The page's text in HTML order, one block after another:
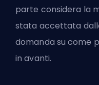
parte considera la
stata accettata
domanda su come
in avanti.